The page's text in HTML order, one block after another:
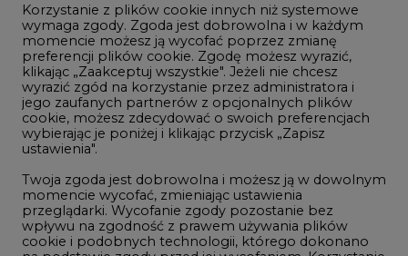
Innowacje i AI
Telekomunikacja i IT
Handel emisjami CO2
Wodór
Górnictwo
Atom
Fotowoltaika
Korzystanie z plików cookie innych niż systemowe
wymaga zgody. Zgoda jest dobrowolna i w każdym
momencie możesz ją wycofać poprzez zmianę
preferencji plików cookie. Zgodę możesz wyrazić,
klikając „Zaakceptuj wszystkie". Jeżeli nie chcesz
wyrazić zgód na korzystanie przez administratora i
jego zaufanych partnerów z opcjonalnych plików
cookie, możesz zdecydować o swoich preferencjach
wybierając je poniżej i klikając przycisk „Zapisz
ustawienia".
Twoja zgoda jest dobrowolna i możesz ją w dowolnym
momencie wycofać, zmieniając ustawienia
przeglądarki. Wycofanie zgody pozostanie bez
wpływu na zgodność z prawem używania plików
cookie i podobnych technologii, którego dokonano